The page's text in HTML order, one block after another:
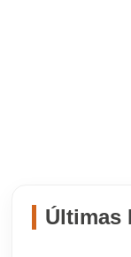
Últimas